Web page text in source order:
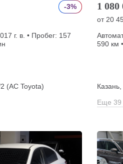
-3%
г. в. • Пробег: 157
(АС Toyota)
1 080
от 20
590 км
Еще 39